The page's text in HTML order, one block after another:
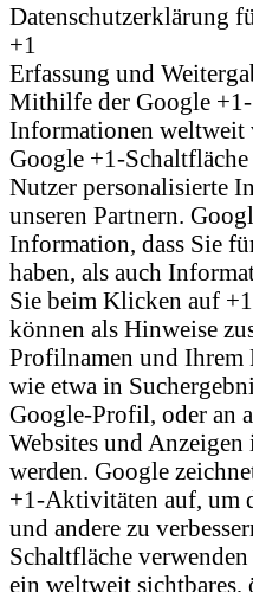
Datenschutzerklärung
+1
Erfassung und
Mithilfe der Google
Informationen weltweit
Google +1-
Nutzer personalisierte
unseren Partnern.
Information, dass Sie
haben, als auch
Sie beim Klicken auf
können als Hinweise
Profilnamen und Ihrem
wie etwa in
Google-Profil, oder an
Websites und
werden. Google
+1-Aktivitäten auf, um
und andere zu
Schaltfläche
ein weltweit